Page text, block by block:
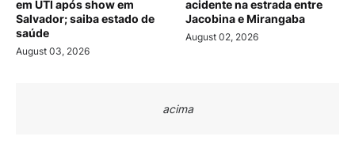
em UTI após show em
Salvador; saiba estado de
saúde
August 03, 2026
acidente na estrada entre
Jacobina e Mirangaba
August 02, 2026
acima